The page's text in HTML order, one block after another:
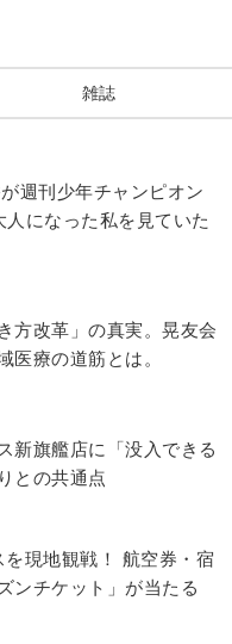
雑誌
週刊少年チャンピオン
になった私を見ていた
方改革」の真実。晃友会
医療の道筋とは。
新旗艦店に「没入できる
との共通点
現地観戦！ 航空券・宿
ンチケット」が当たる